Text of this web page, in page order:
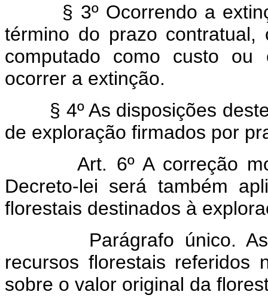
§ 3º Ocorrendo a
término do prazo
computado como custo
ocorrer a extinção.
§ 4º As disposições
de exploração firmados por
Art. 6º A correção
Decreto-lei será também
florestais destinados à
Parágrafo único.
recursos florestais referidos
sobre o valor original da